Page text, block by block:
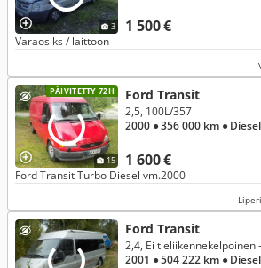
3 1 500 €
Varaosiks / laittoon
PÄIVITETTY 72H
15
Ford Transit
1 600 €
2,5, 100L/357
2000 ● 356 000 km ● Diesel
Ford Transit Turbo Diesel vm.2000
Ford Transit
2,4, Ei tieliikennekelpoinen
2001 ● 504 222 km ● Diesel